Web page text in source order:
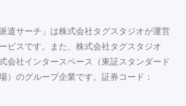
求人が豊富！
ッフサービス
数16万件以上の派遣会社！
派遣サーチ」は株式会社タグスタジオが運営
ビスです。また、株式会社タグスタジオ
会社インタースペース（東証スタンダード
）のグループ企業です。証券コード：